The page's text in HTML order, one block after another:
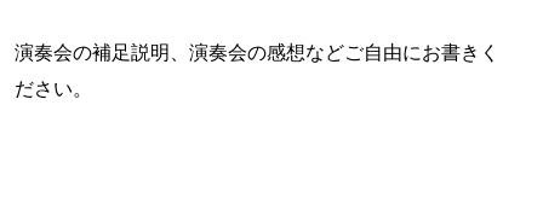
演奏会の補足説明、演奏会の感想などご自由にお書きく
ださい。